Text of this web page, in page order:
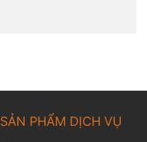
SẢN PHẨM DỊCH VỤ